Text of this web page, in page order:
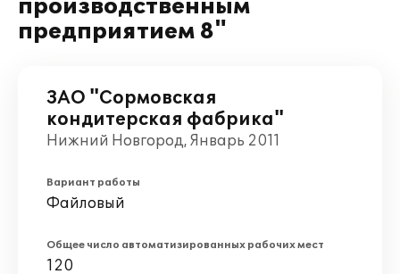
производственным
предприятием 8"
ЗАО "Сормовская
кондитерская фабрика"
Нижний Новгород, Январь 2011
Вариант работы
Файловый
Общее число автоматизированных рабочих мест
120